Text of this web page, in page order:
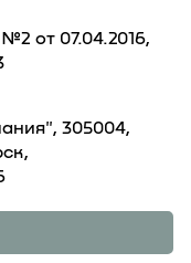
от 07.04.2016,
305004,